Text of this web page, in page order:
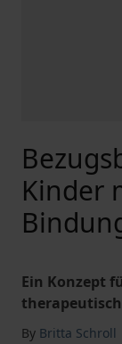
Kinder
Ein Konzept
By Britta Schroll